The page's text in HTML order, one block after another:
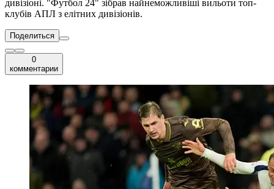
дивізіоні. "Футбол 24" зібрав найнеможливіші вильоти топ-
клубів АПЛ з елітних дивізіонів.
Поделиться
0
комментарии